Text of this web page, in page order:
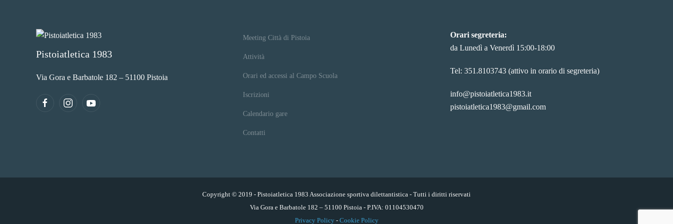
Pistoiatletica 1983
Via Gora e Barbatole 182 – 51100 Pistoia
Meeting Città di Pistoia
Attività
Orari ed accessi al Campo Scuola
Iscrizioni
Calendario gare
Contatti
Orari segreteria:
da Lunedì a Venerdì 15:00-18:00
Tel: 351.8103743 (attivo in orario di segreteria)
info@pistoiatletica1983.it
pistoiatletica1983@gmail.com
Copyright © 2019 - Pistoiatletica 1983 Associazione sportiva dilettantistica - Tutti i diritti riservati
Via Gora e Barbatole 182 – 51100 Pistoia - P.IVA: 01104530470
Privacy Policy- Cookie Policy